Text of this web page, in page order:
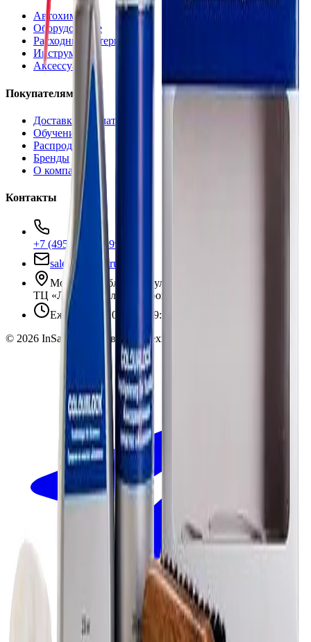
Автохимия
Оборудование
Расходные материалы
Инструменты
Аксессуары
Покупателям
Доставка и оплата
Обучение
Распродажа
Бренды
О компании
Контакты
+7 (495) 135-35-99
sales@insafe.ru
Москва, Люблинская ул., 153.
ТЦ «Люблю Молл», -1 уровень
Ежедневно 10:00 — 19:00
© 2026 InSafe.ru — Товары и технологии для автобизнеса